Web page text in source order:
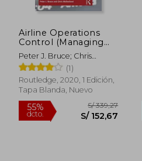
Airline Operations
Control (Managing
Aviation Operations)
(en Inglés)
Peter J. Bruce; Chris
Mulholland
(1)
Routledge, 2020, 1 Edición,
Tapa Blanda, Nuevo